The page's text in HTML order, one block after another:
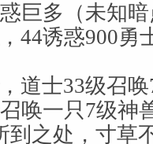
巨多（未知
44诱惑900勇
道士33级召
唤一只7级神
到之处，寸草